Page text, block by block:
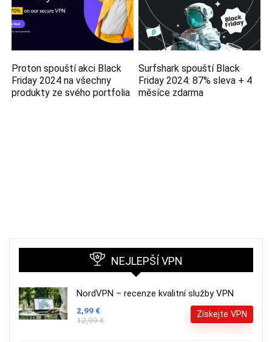
Proton spouští akci Black
Friday 2024 na všechny
produkty ze svého portfolia
Surfshark spouští Black
Friday 2024: 87% sleva + 4
měsíce zdarma
NEJLEPŠÍ VPN
NordVPN – recenze kvalitní služby VPN
2,99 €
12,99 €
Získejte VPN